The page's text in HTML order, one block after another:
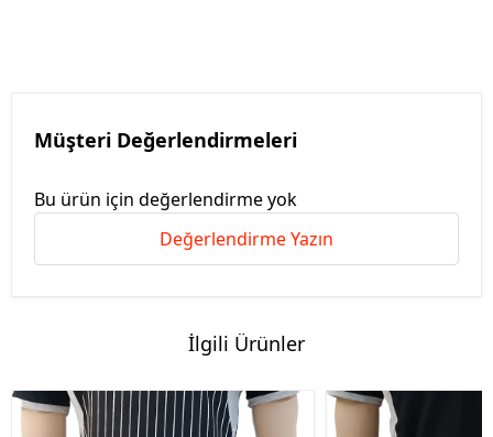
Müşteri Değerlendirmeleri
Bu ürün için değerlendirme yok
Değerlendirme Yazın
İlgili Ürünler